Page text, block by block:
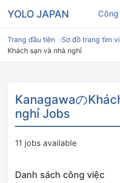
YOLO JAPAN
Trang đầu tiên Sơ đồ trang tìm
Khách sạn và nhà nghỉ
Kanagawaの
nghỉ Jobs
11 jobs available
Danh sách công việc